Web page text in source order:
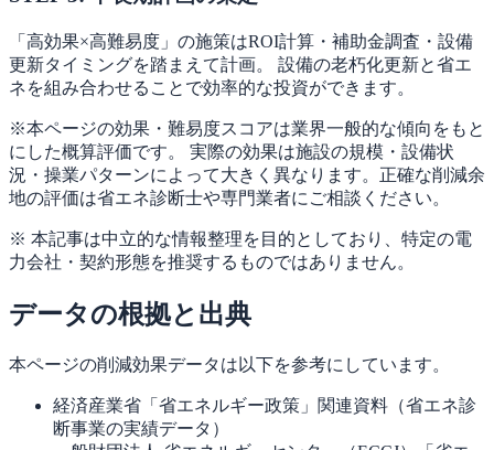
「高効果×高難易度」の施策はROI計算・補助金調査・設備
更新タイミングを踏まえて計画。 設備の老朽化更新と省エ
ネを組み合わせることで効率的な投資ができます。
※本ページの効果・難易度スコアは業界一般的な傾向をもと
にした概算評価です。 実際の効果は施設の規模・設備状
況・操業パターンによって大きく異なります。正確な削減余
地の評価は省エネ診断士や専門業者にご相談ください。
※ 本記事は中立的な情報整理を目的としており、特定の電
力会社・契約形態を推奨するものではありません。
データの根拠と出典
本ページの削減効果データは以下を参考にしています。
経済産業省 「省エネルギー政策」関連資料（省エネ診
断事業の実績データ）